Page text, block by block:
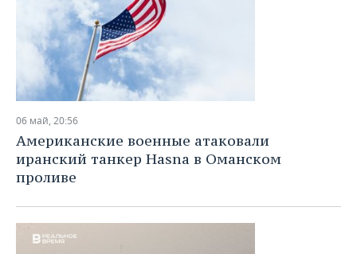
06 май, 20:56
Американские военные атаковали
иранский танкер Hasna в Оманском
проливе